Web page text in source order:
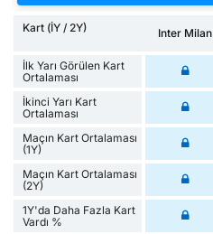
Kart (İY / 2Y) Inter Milan
İlk Yarı Görülen Kart
Ortalaması
İkinci Yarı Kart
Ortalaması
Maçın Kart Ortalaması
(1Y)
Maçın Kart Ortalaması
(2Y)
1Y'da Daha Fazla Kart
Vardı %